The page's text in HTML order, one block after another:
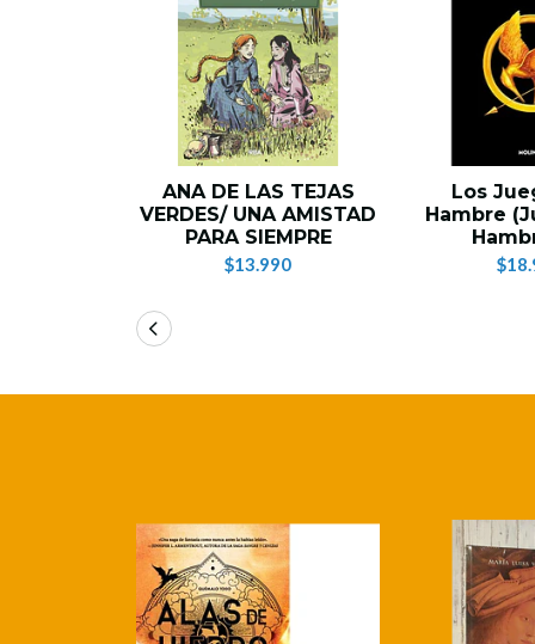
ANA DE LAS TEJAS
VERDES/ UNA AMISTAD
PARA SIEMPRE
$13.990
Los
Hambre